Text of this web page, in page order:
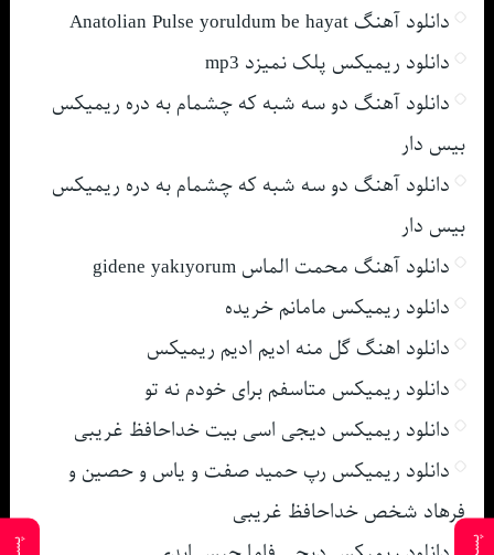
دانلود آهنگ Anatolian Pulse yoruldum be hayat
دانلود ریمیکس پلک نمیزد mp3
دانلود آهنگ دو سه شبه که چشمام به دره ریمیکس
بیس دار
دانلود آهنگ دو سه شبه که چشمام به دره ریمیکس
بیس دار
دانلود آهنگ محمت الماس gidene yakıyorum
دانلود ریمیکس مامانم خریده
دانلود اهنگ گل منه ادیم ادیم ریمیکس
دانلود ریمیکس متاسفم برای خودم نه تو
دانلود ریمیکس دیجی اسی بیت خداحافظ غریبی
دانلود ریمیکس رپ حمید صفت و یاس و حصین و
فرهاد شخص خداحافظ غریبی